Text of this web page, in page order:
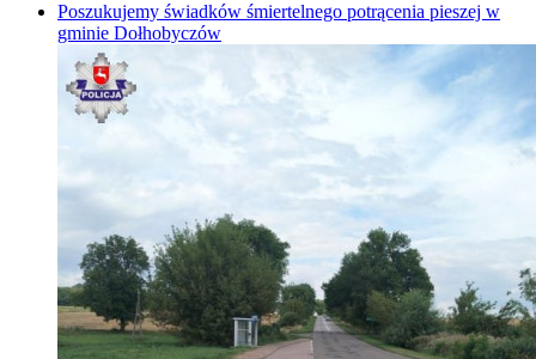
Poszukujemy świadków śmiertelnego potrącenia pieszej w
gminie Dołhobyczów